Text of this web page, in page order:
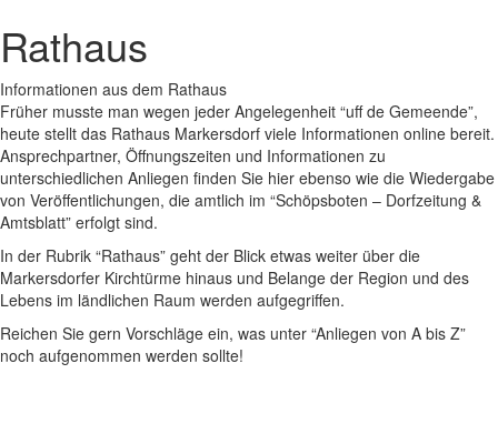
Rathaus
Informationen aus dem Rathaus
Früher musste man wegen jeder Angelegenheit “uff de Gemeende”,
heute stellt das Rathaus Markersdorf viele Informationen online bereit.
Ansprechpartner, Öffnungszeiten und Informationen zu
unterschiedlichen Anliegen finden Sie hier ebenso wie die Wiedergabe
von Veröffentlichungen, die amtlich im “Schöpsboten – Dorfzeitung &
Amtsblatt” erfolgt sind.
In der Rubrik “Rathaus” geht der Blick etwas weiter über die
Markersdorfer Kirchtürme hinaus und Belange der Region und des
Lebens im ländlichen Raum werden aufgegriffen.
Reichen Sie gern Vorschläge ein, was unter “Anliegen von A bis Z”
noch aufgenommen werden sollte!